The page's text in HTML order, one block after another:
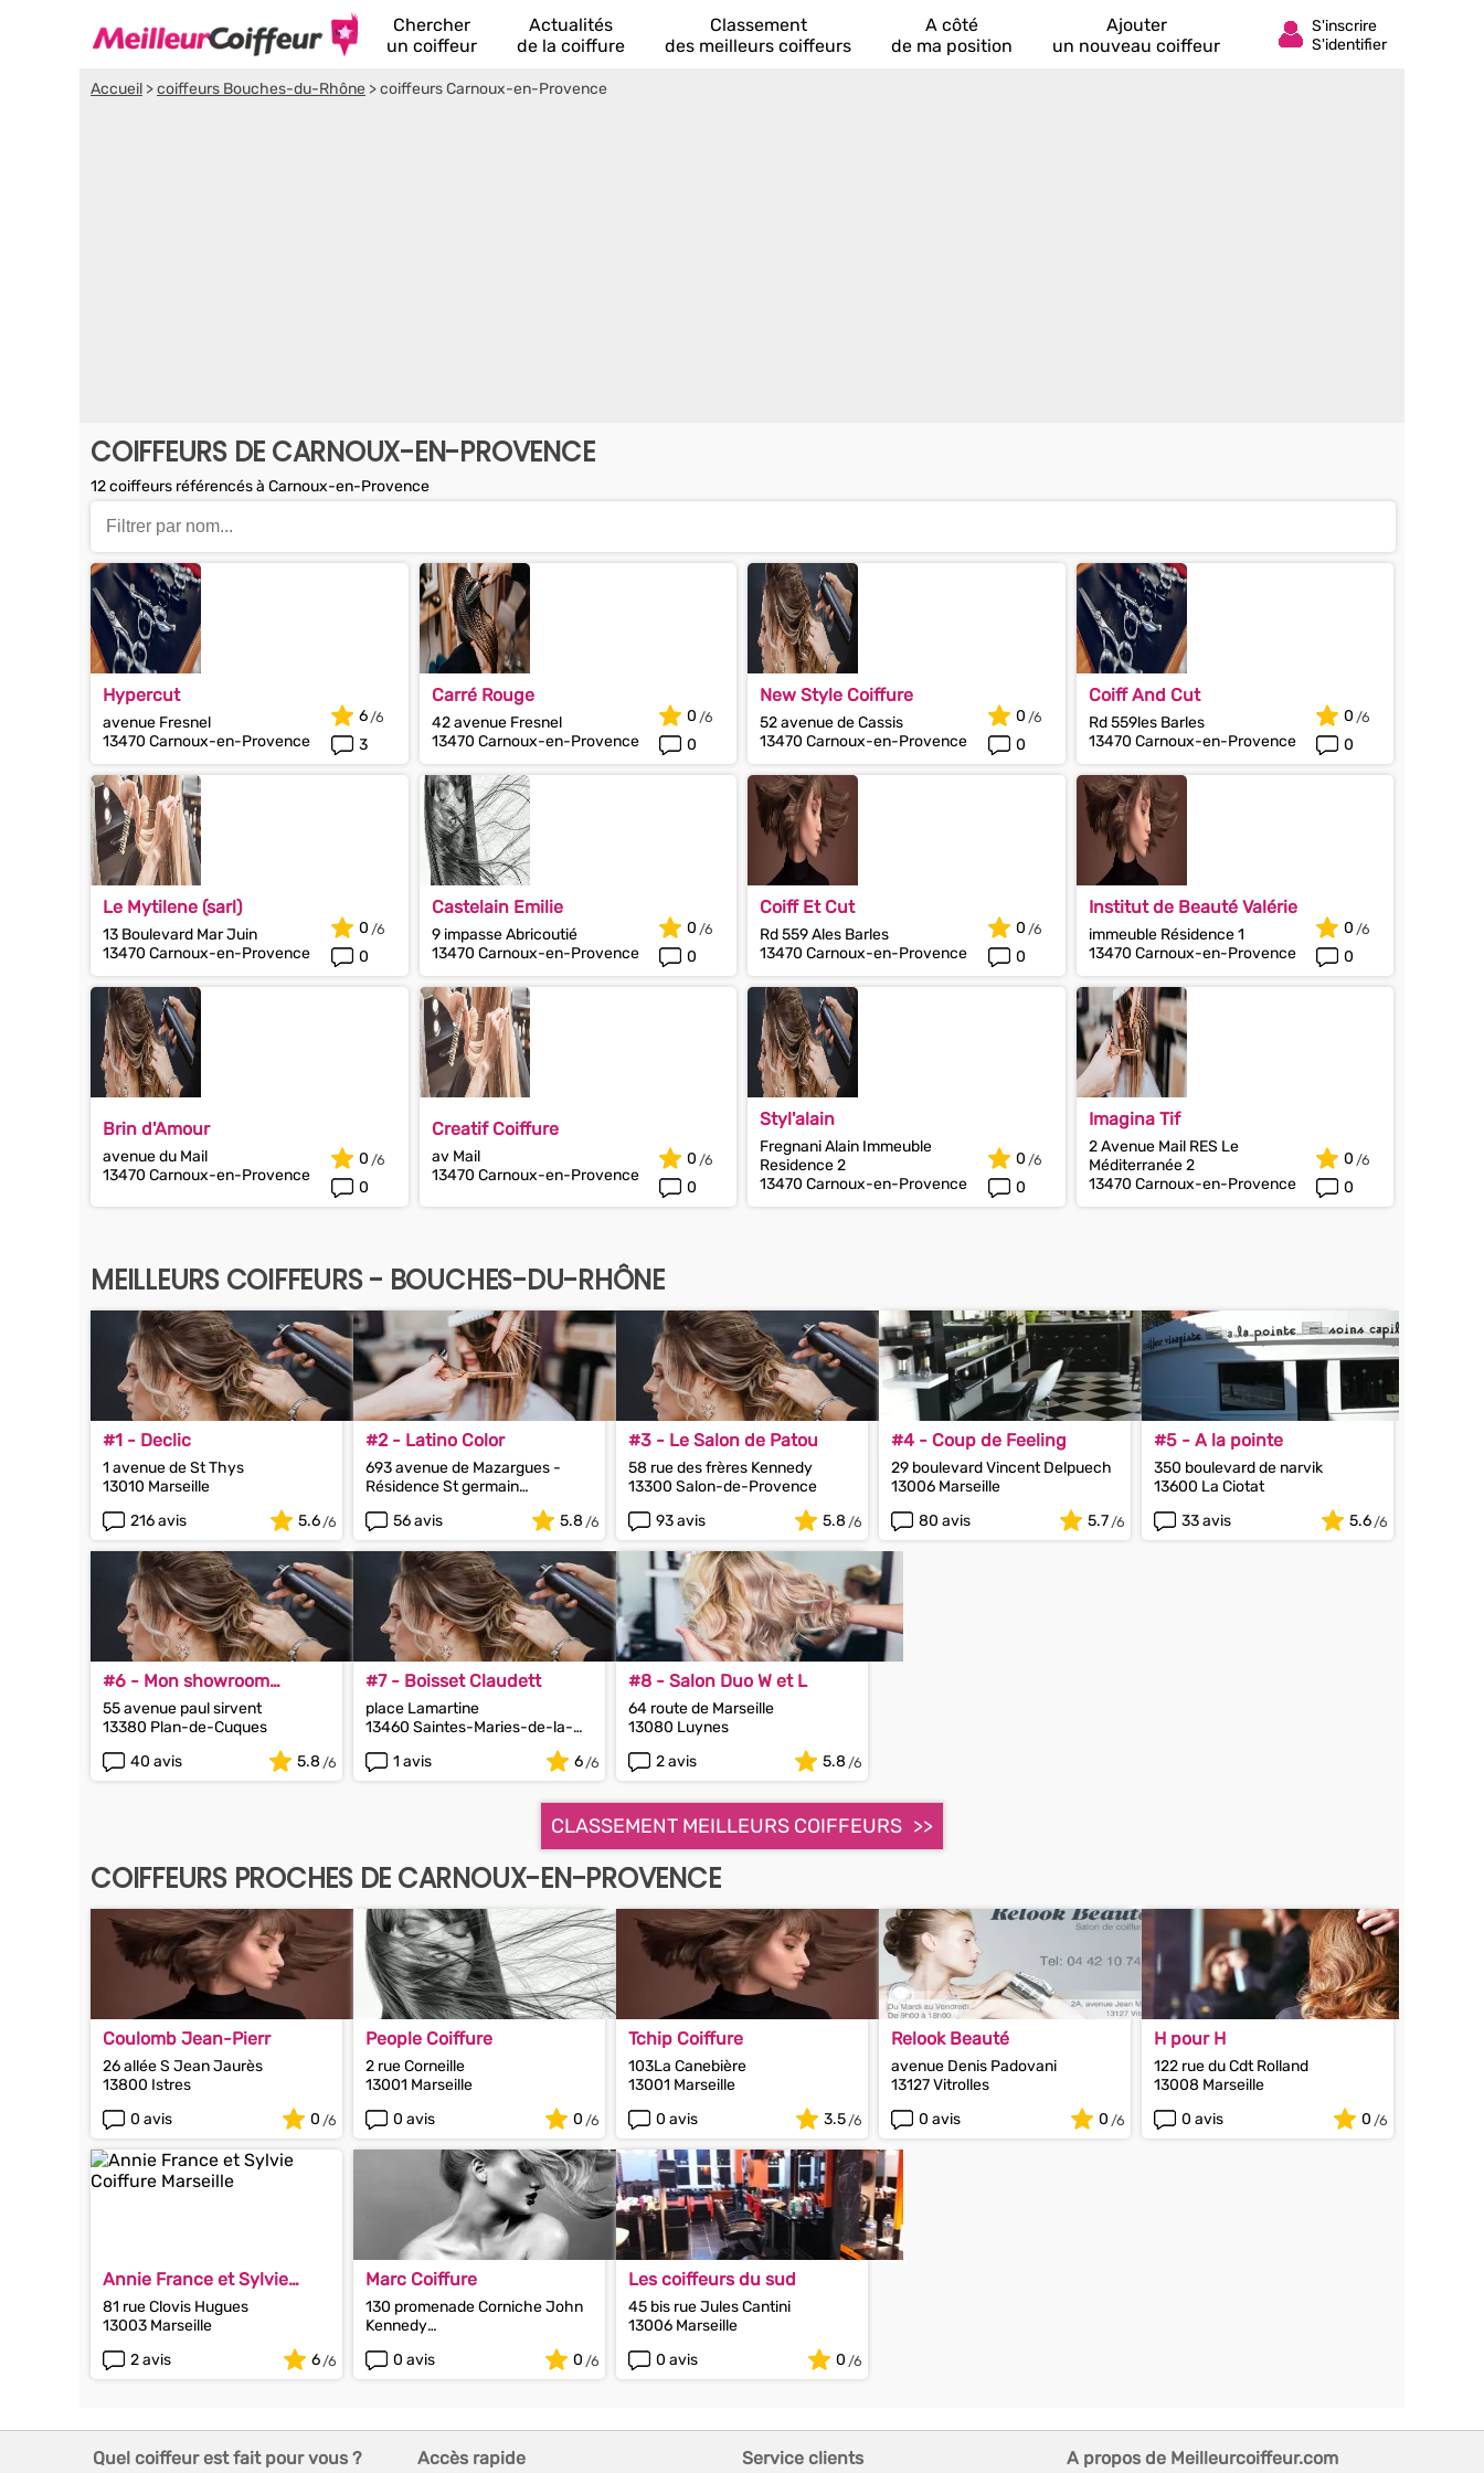
Chercher
un coiffeur
Actualités
de la coiffure
Classement
des meilleurs coiffeurs
A côté
de ma position
Ajouter
un nouveau coiffeur
Accueil >coiffeurs Bouches-du-Rhône >coiffeurs Carnoux-en-Provence
COIFFEURS DE CARNOUX-EN-PROVENCE
12 coiffeurs référencés à Carnoux-en-Provence
Hypercut
avenue Fresnel
13470 Carnoux-en-Provence
3
6
Carré Rouge
42 avenue Fresnel
13470 Carnoux-en-Provence
0
0
New Style Coiffure
52 avenue de Cassis
13470 Carnoux-en-Provence
0
0
Coiff And Cut
Rd 559les Barles
13470 Carnoux-en-Provence
0
0
Le Mytilene (sarl)
13 Boulevard Mar Juin
13470 Carnoux-en-Provence
0
0
Castelain Emilie
9 impasse Abricoutié
13470 Carnoux-en-Provence
0
0
Coiff Et Cut
Rd 559 Ales Barles
13470 Carnoux-en-Provence
0
0
Institut de Beauté Valérie
immeuble Résidence 1
13470 Carnoux-en-Provence
0
0
Brin d'Amour
avenue du Mail
13470 Carnoux-en-Provence
0
0
Creatif Coiffure
av Mail
13470 Carnoux-en-Provence
0
0
Styl'alain
Fregnani Alain Immeuble
Residence 2
13470 Carnoux-en-Provence
0
0
Imagina Tif
2 Avenue Mail RES Le
Méditerranée 2
13470 Carnoux-en-Provence
0
0
MEILLEURS COIFFEURS - BOUCHES-DU-RHÔNE
#1 - Declic
1 avenue de St Thys
13010 Marseille
216 avis
5.6
#2 - Latino Color
693 avenue de Mazargues -
Résidence St germain
56 avis 5.8
#3 - Le Salon de Patou
58 rue des frères Kennedy
13300 Salon-de-Provence
93 avis
5.8
#4 - Coup de Feeling
29 boulevard Vincent Delpuech
13006 Marseille
80 avis
5.7
#5 - A la pointe
350 boulevard de narvik
13600 La Ciotat
33 avis
5.6
#6 - Mon showroom
beauté
55 avenue paul sirvent
13380 Plan-de-Cuques
40 avis
5.8
#7 - Boisset Claudett
place Lamartine
13460 Saintes-Maries-de-la-
1 avis 6
#8 - Salon Duo W et L
64 route de Marseille
13080 Luynes
2 avis
5.8
CLASSEMENT MEILLEURS COIFFEURS
COIFFEURS PROCHES DE CARNOUX-EN-PROVENCE
Coulomb Jean-Pierr
26 allée S Jean Jaurès
13800 Istres
0 avis
0
People Coiffure
2 rue Corneille
13001 Marseille
0 avis
0
Tchip Coiffure
103La Canebière
13001 Marseille
0 avis
3.5
Relook Beauté
avenue Denis Padovani
13127 Vitrolles
0 avis
0
H pour H
122 rue du Cdt Rolland
13008 Marseille
0 avis
0
Annie France et Sylvie
Coiffure
81 rue Clovis Hugues
13003 Marseille
2 avis
6
Marc Coiffure
130 promenade Corniche John
Kennedy
0 avis 0
Les coiffeurs du sud
45 bis rue Jules Cantini
13006 Marseille
0 avis
0
Quel coiffeur est fait pour vous ? Accès rapide Service clients A propos de Meilleurcoiffeur.com